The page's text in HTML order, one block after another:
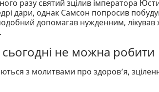
разу святий зцілив імператора
дари, однак Самсон попросив
допомагав нужденним, лікував
не можна робити
з молитвами про здоров’я,